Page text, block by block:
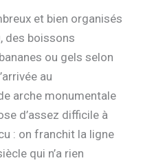
et bien organisés
des boissons
ou gels selon
au
arche monumentale
d’assez difficile à
: on franchit la ligne
qui n’a rien